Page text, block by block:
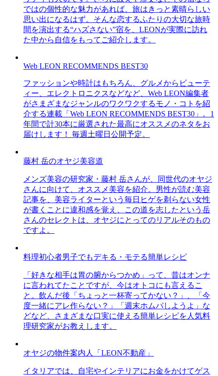
ではの個性的な魅力があれば、旅はきっと素晴らしい
思い出になるはず。そんな恋するふたりの大切な旅時
間を演出する“ハズさない”宿を、LEONが実際に訪れ
た中から自信をもってご紹介します。
Web LEON RECOMMENDS BEST30
ファッションや時計はもちろん、グルメからビューテ
ィー、エレクトロニクスなどなど、Web LEON編集者
がさまざまなジャンルのワクワクするモノ・コトを紹
介する連載「Web LEON RECOMMENDS BEST30」。1
年間で計30本に厳選された最高にオススメのネタをお
届けします！ 毎週土曜日公開予定。
藤村 岳のオヤジ美容道
メンズ美容の研究家・藤村 岳さんが、同世代のオヤジ
さんに向けて、オススメ美容を紹介。男性が読む美容
記事を、美容ライターという毎日ヒゲを剃らない女性
が書くことに違和感を覚え、この道を志したという岳
さんのセレクトは、オヤジにとってのリアルそのもの
ですよ。
料理初心者男子でもデキる・モテる簡単レシピ
「好きな相手は胃の腑からつかめ」って、昔はオンナ
に言われてたことですが、今はオトコにも言えるこ
と。飲んだ後「ちょっと一杯寄ってかない？」、「今
度一緒にアレ作らない？」「週末ホムパしようよ」な
どなど、さまざまな口実に使える簡単レシピを人気料
理研究家がお教えします。
オヤジの物件案内人「LEON不動産」
イタリアでは、自宅やインテリアにお金をかけてゲス